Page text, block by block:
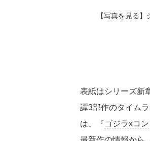
【写真を見る
表紙はシリーズ新
譚3部作のタイム
は、『ゴジラxコ